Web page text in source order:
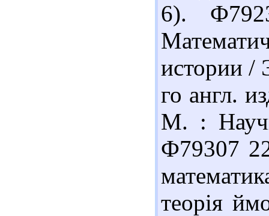
6).
истории /
го англ.
М. :
Ф79307
теорія